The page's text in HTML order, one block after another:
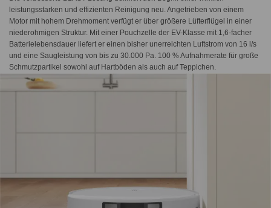
leistungsstarken und effizienten Reinigung neu. Angetrieben von einem
Motor mit hohem Drehmoment verfügt er über größere Lüfterflügel in einer
niederohmigen Struktur. Mit einer Pouchzelle der EV-Klasse mit 1,6-facher
Batterielebensdauer liefert er einen bisher unerreichten Luftstrom von 16 l/s
und eine Saugleistung von bis zu 30.000 Pa. 100 % Aufnahmerate für große
Schmutzpartikel sowohl auf Hartböden als auch auf Teppichen.